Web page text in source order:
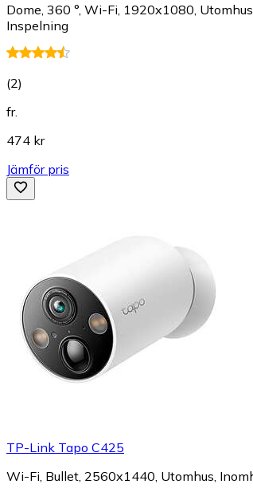
Dome, 360 °, Wi-Fi, 1920x1080,
Inspelning
(2)
fr.
474 kr
Jämför pris
TP-Link Tapo C425
Wi-Fi, Bullet, 2560x1440, Utomhus,